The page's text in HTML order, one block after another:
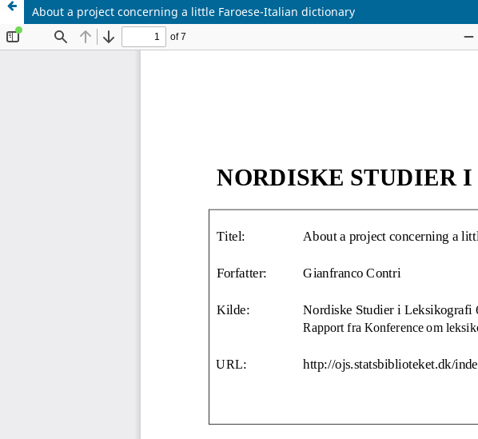
About a project concerning a little Faroese-Italian dictionary